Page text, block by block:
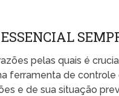
ESSENCIAL
pelas quais é
ferramenta de
e de sua situação